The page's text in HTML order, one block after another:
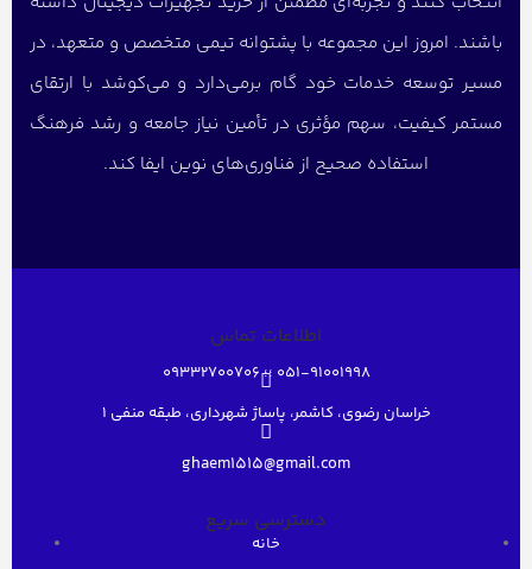
باشند. امروز این مجموعه با پشتوانه تیمی متخصص و متعهد، در
مسیر توسعه خدمات خود گام برمی‌دارد و می‌کوشد با ارتقای
مستمر کیفیت، سهم مؤثری در تأمین نیاز جامعه و رشد فرهنگ
استفاده صحیح از فناوری‌های نوین ایفا کند.
اطلاعات تماس
051-91001998 ؛؛ 09332700706
خراسان رضوی، کاشمر، پاساژ شهرداری، طبقه منفی ۱
ghaem1515@gmail.com
دسترسی سریع
خانه